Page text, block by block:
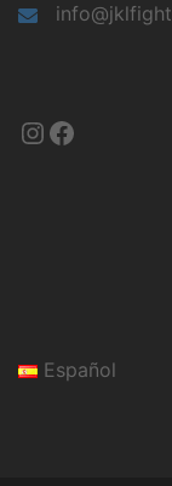
Instagram Facebook
Español